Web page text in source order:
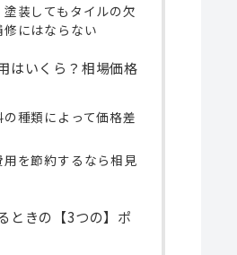
装してもタイルの欠
にはならない
はいくら？相場価格
種類によって価格差
を節約するなら相見
ときの【3つの】ポ